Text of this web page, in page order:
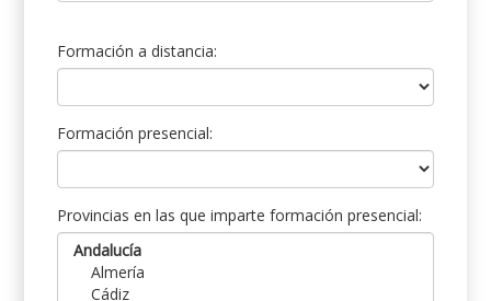
Formación a distancia:
Formación presencial:
Provincias en las que imparte formación presencial: